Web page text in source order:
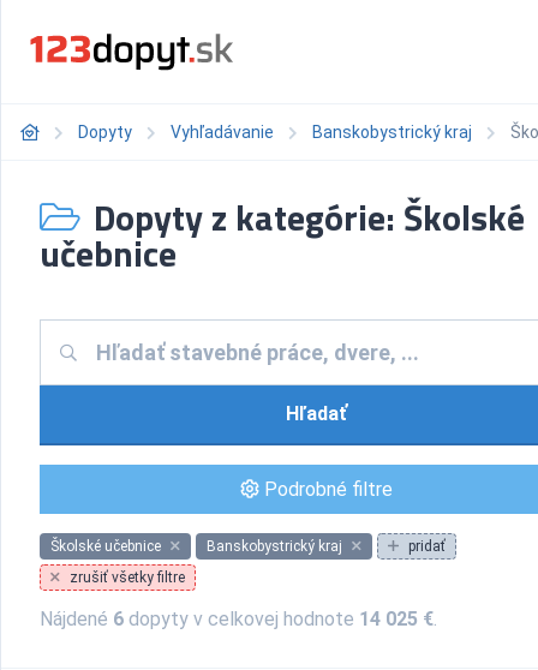
Dopyty Vyhľadávanie Banskobystrický kraj
Dopyty z kategórie: Školské
učebnice
Hľadať
Podrobné filtre
Školské učebnice Banskobystrický kraj
pridať
zrušiť všetky filtre
Nájdené 6 dopyty v celkovej hodnote 14 025 €.